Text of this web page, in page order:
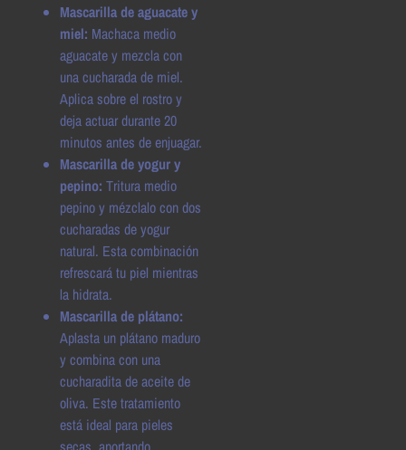
Mascarilla de aguacate y
miel: Machaca medio
aguacate y mezcla con
una cucharada de miel.
Aplica sobre el rostro y
deja actuar durante 20
minutos antes de enjuagar.
Mascarilla de yogur y
pepino: Tritura medio
pepino y mézclalo con dos
cucharadas de yogur
natural. Esta combinación
refrescará tu piel mientras
la hidrata.
Mascarilla de plátano:
Aplasta un plátano maduro
y combina con una
cucharadita de aceite de
oliva. Este tratamiento
está ideal para pieles